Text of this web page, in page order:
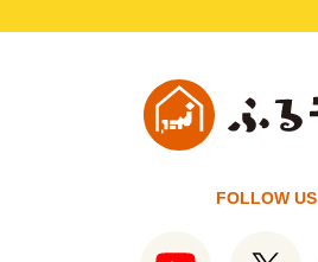
FOLLOW US